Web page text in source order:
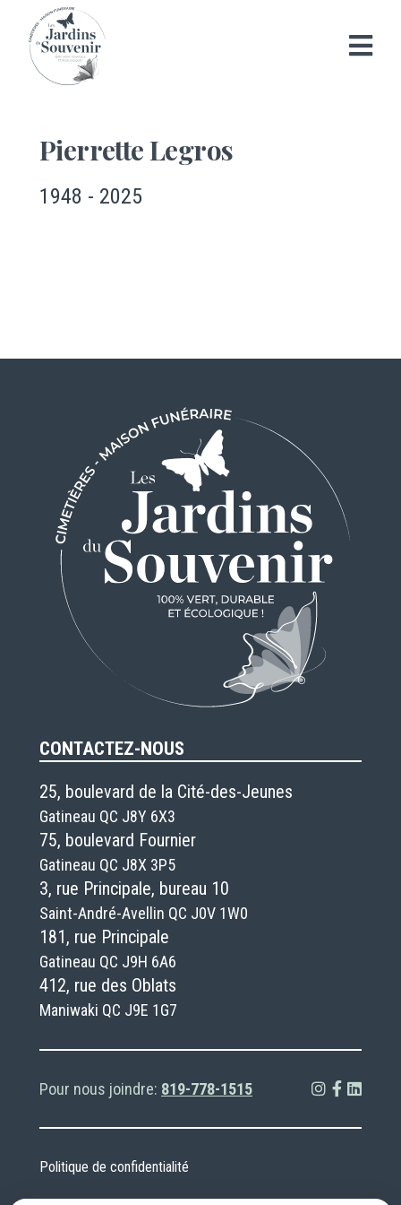
Pierrette Legros
1948 - 2025
CONTACTEZ-NOUS
25, boulevard de la Cité-des-Jeunes
Gatineau QC J8Y 6X3
75, boulevard Fournier
Gatineau QC J8X 3P5
3, rue Principale, bureau 10
Saint-André-Avellin QC J0V 1W0
181, rue Principale
Gatineau QC J9H 6A6
412, rue des Oblats
Maniwaki QC J9E 1G7
Pour nous joindre: 819-778-1515
Politique de confidentialité